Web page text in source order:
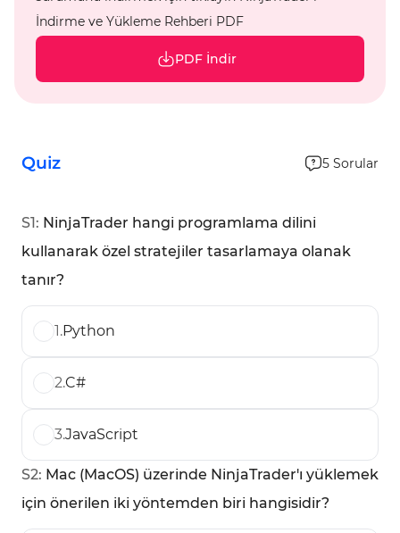
İndirme ve Yükleme Rehberi PDF
PDF İndir
Quiz 5 Sorular
S1: NinjaTrader hangi programlama dilini
kullanarak özel stratejiler tasarlamaya olanak
tanır?
1.Python
2.C#
3.JavaScript
S2: Mac (MacOS) üzerinde NinjaTrader'ı yüklemek
için önerilen iki yöntemden biri hangisidir?